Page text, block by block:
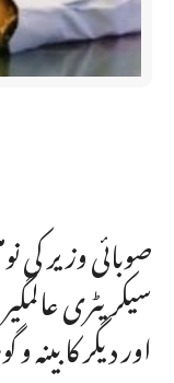
صوبائی وزیر
سیکریٹری
اور دیگر کابینہ